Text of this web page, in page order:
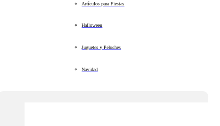
Artículos para Fiestas
Halloween
Juguetes y Peluches
Navidad